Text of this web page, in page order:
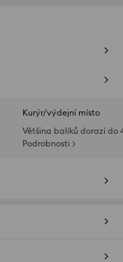
Kurýr/výdejní místo
Většina balíků dorazí do
Podrobnosti >